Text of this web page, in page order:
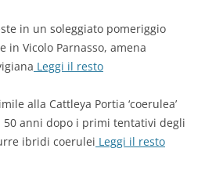
in un soleggiato pomeriggio
in Vicolo Parnasso, amena
Leggi il resto
alla Cattleya Portia ‘coerulea’
anni dopo i primi tentativi degli
ibridi coerulei Leggi il resto